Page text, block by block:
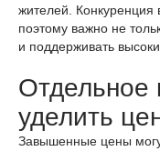
жителей. Конкуренция
поэтому важно не
и поддерживать
Отдельное
уделить
Завышенные цены